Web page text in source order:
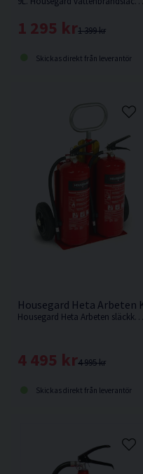
1 399 kr
1 295 kr
Skickas direkt från leverantör
Housegard Heta Arbeten
Housegard Heta Arbeten släckkärra uppfyller kraven vid Heta Arbeten.
4 995 kr
4 495 kr
Skickas direkt från leverantör